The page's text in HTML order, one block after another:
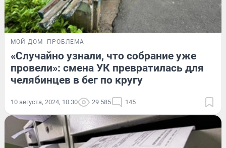
МОЙ ДОМ ПРОБЛЕМА
«Случайно узнали, что собрание уже
провели»: смена УК превратилась для
челябинцев в бег по кругу
10 августа, 2024, 10:30 29 585 145